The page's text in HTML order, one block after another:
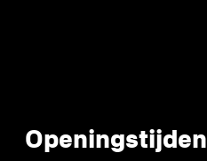
Openingstijden